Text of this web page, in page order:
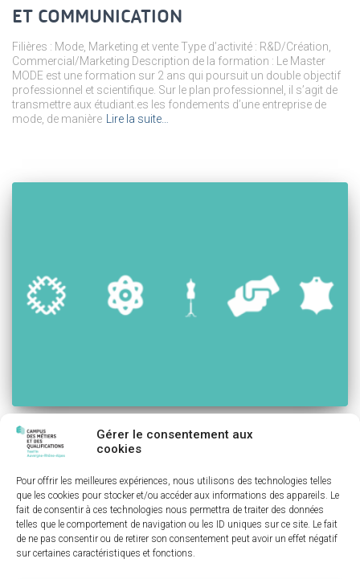
Gérer le consentement aux
cookies
Pour offrir les meilleures expériences, nous utilisons des technologies telles
que les cookies pour stocker et/ou accéder aux informations des appareils. Le
fait de consentir à ces technologies nous permettra de traiter des données
telles que le comportement de navigation ou les ID uniques sur ce site. Le fait
de ne pas consentir ou de retirer son consentement peut avoir un effet négatif
sur certaines caractéristiques et fonctions.
ET COMMUNICATION
Filières : Mode, Marketing et vente Type d’activité : R&D/Création,
Commercial/Marketing Description de la formation : Le Master
MODE est une formation sur 2 ans qui poursuit un double objectif
professionnel et scientifique. Sur le plan professionnel, il s’agit de
transmettre aux étudiant.es les fondements d’une entreprise de
mode, de manière
Lire la suite…
MASTÈRE MANAGER DU
DÉVELOPPEMENT DES PRODUITS DE
MODE ET LUXE
Filières : Mode, Design, Marketing et vente Type d’activité :
Production/logistique, Commercial/Marketing, R&D/Création
Description de la formation : Les entreprises du secteur de la mode